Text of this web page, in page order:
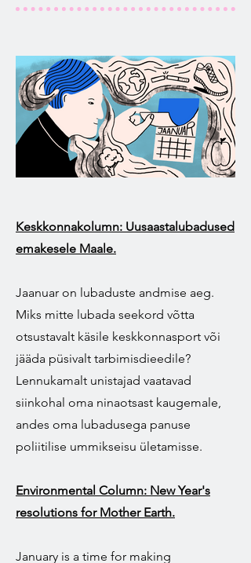
Keskkonnakolumn: Uusaastalubadused
emakesele Maale.
Jaanuar on lubaduste andmise aeg.
Miks mitte lubada seekord võtta
otsustavalt käsile keskkonnasport või
jääda püsivalt tarbimisdieedile?
Lennukamalt unistajad vaatavad
siinkohal oma ninaotsast kaugemale,
andes oma lubadusega panuse
poliitilise ummikseisu ületamisse.
Environmental Column: New Year's
resolutions for Mother Earth.
January is a time for making